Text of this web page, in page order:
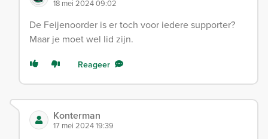
18 mei 2024 09:02
De Feijenoorder is er toch voor iedere supporter?
Maar je moet wel lid zijn.
Reageer
Konterman
17 mei 2024 19:39